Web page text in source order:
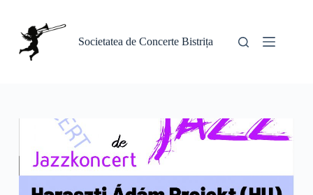
conținut
Societatea de Concerte Bistrița